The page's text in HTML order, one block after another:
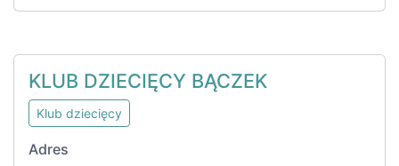
KLUB DZIECIĘCY BĄCZEK
Klub dziecięcy
Adres